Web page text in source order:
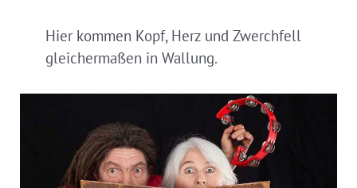
Hier kommen Kopf, Herz und Zwerchfell
gleichermaßen in Wallung.